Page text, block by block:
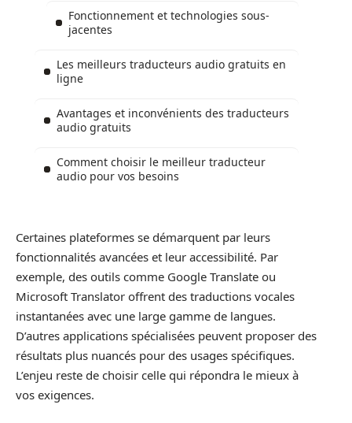
Fonctionnement et technologies sous-
jacentes
Les meilleurs traducteurs audio gratuits en
ligne
Avantages et inconvénients des traducteurs
audio gratuits
Comment choisir le meilleur traducteur
audio pour vos besoins
Certaines plateformes se démarquent par leurs
fonctionnalités avancées et leur accessibilité. Par
exemple, des outils comme Google Translate ou
Microsoft Translator offrent des traductions vocales
instantanées avec une large gamme de langues.
D’autres applications spécialisées peuvent proposer des
résultats plus nuancés pour des usages spécifiques.
L’enjeu reste de choisir celle qui répondra le mieux à
vos exigences.